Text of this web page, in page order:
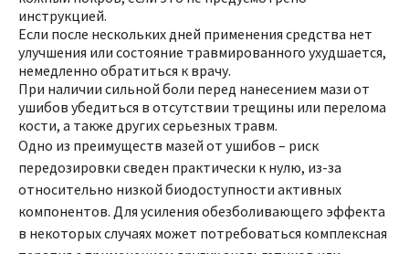
инструкцией.
Если после нескольких дней применения средства нет
улучшения или состояние травмированного ухудшается,
немедленно обратиться к врачу.
При наличии сильной боли перед нанесением мази от
ушибов убедиться в отсутствии трещины или перелома
кости, а также других серьезных травм.
Одно из преимуществ мазей от ушибов – риск
передозировки сведен практически к нулю, из-за
относительно низкой биодоступности активных
компонентов. Для усиления обезболивающего эффекта
в некоторых случаях может потребоваться комплексная